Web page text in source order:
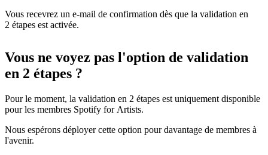
Vous recevrez un e-mail de confirmation dès que la validation en
2 étapes est activée.
Vous ne voyez pas l'option de validation
en 2 étapes ?
Pour le moment, la validation en 2 étapes est uniquement disponible
pour les membres Spotify for Artists.
Nous espérons déployer cette option pour davantage de membres à
l'avenir.